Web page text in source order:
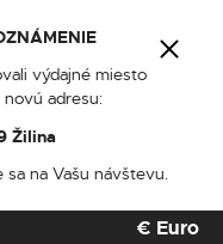
výdajné miesto
adresu:
Žilina
sa na Vašu návštevu.
€ Euro